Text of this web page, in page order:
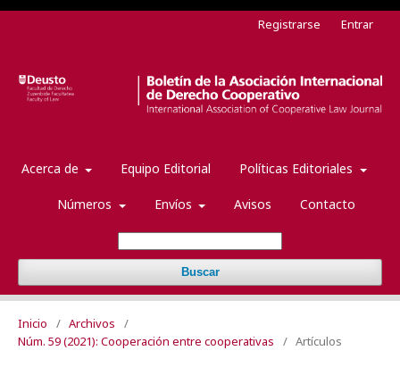
Acerca de Equipo Editorial Políticas Editoriales
Números Envíos Avisos Contacto
Buscar
Registrarse Entrar
Inicio / Archivos
/
Núm. 59 (2021): Cooperación entre cooperativas
/ Artículos